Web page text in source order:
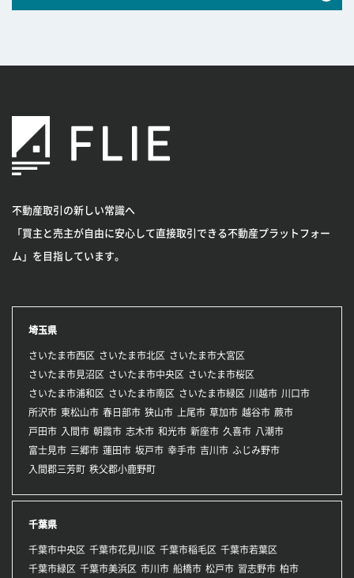
不動産取引の新しい常識へ
「買主と売主が自由に安心して直接取引できる不動産プラットフォー
ム」を目指しています。
埼玉県
さいたま市西区 さいたま市北区
さいたま市大宮区
さいたま市見沼区
さいたま市中央区
さいたま市桜区
さいたま市浦和区
さいたま市南区 さいたま市緑区 川越市 川口市
所沢市 東松山市 春日部市 狭山市 上尾市 草加市 越谷市 蕨市
戸田市 入間市 朝霞市 志木市 和光市 新座市 久喜市 八潮市
富士見市 三郷市 蓮田市 坂戸市 幸手市 吉川市 ふじみ野市
入間郡三芳町 秩父郡小鹿野町
千葉県
千葉市中央区 千葉市花見川区 千葉市稲毛区 千葉市若葉区
千葉市緑区 千葉市美浜区 市川市 船橋市 松戸市 習志野市 柏市